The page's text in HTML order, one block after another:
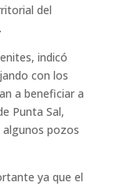
del
indicó
con los
a beneficiar a
Punta Sal,
pozos
ya que el